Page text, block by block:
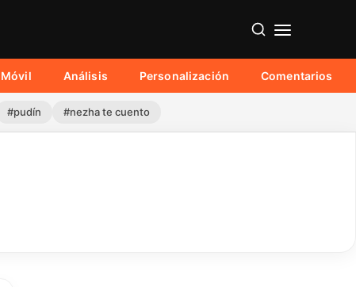
Móvil Análisis Personalización Comentarios
#pudín #nezha te cuento